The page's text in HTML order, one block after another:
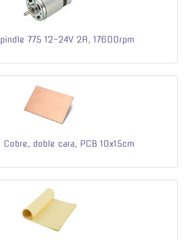
775 12-24V 2A, 17600rpm
Cobre, doble cara, PCB 10x15cm